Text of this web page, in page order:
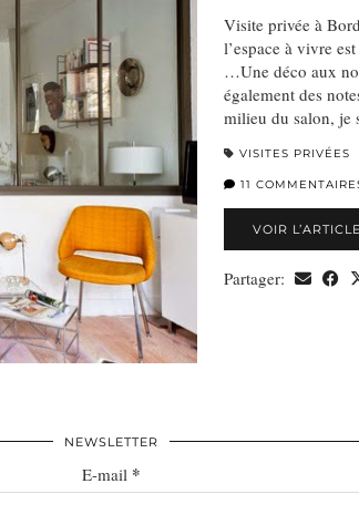
Visite privée à
l’espace à vivre
…Une déco aux
également des
milieu du salon, je
VISITES PRIVÉES
11
VOIR
Partager:
NEWSLETTER
E-mail *